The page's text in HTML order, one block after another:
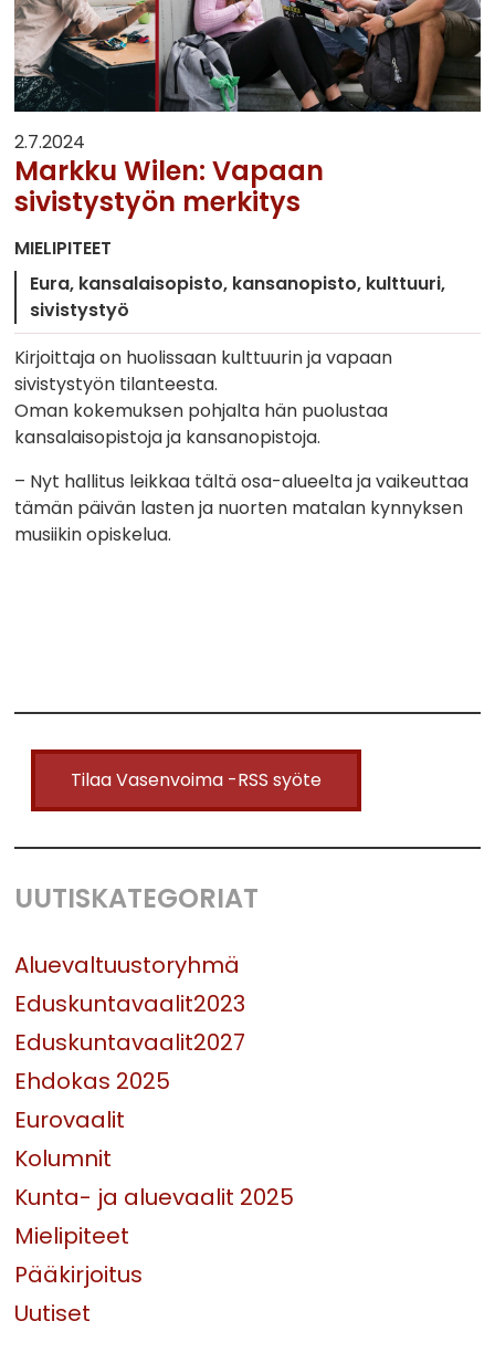
2.7.2024
Markku Wilen: Vapaan
sivistystyön merkitys
MIELIPITEET
Eura kansalaisopisto kansanopisto kulttuuri
sivistystyö
Kirjoittaja on huolissaan kulttuurin ja vapaan
sivistystyön tilanteesta.
Oman kokemuksen pohjalta hän puolustaa
kansalaisopistoja ja kansanopistoja.
– Nyt hallitus leikkaa tältä osa-alueelta ja vaikeuttaa
tämän päivän lasten ja nuorten matalan kynnyksen
musiikin opiskelua.
Tilaa Vasenvoima -RSS syöte
UUTISKATEGORIAT
Aluevaltuustoryhmä
Eduskuntavaalit2023
Eduskuntavaalit2027
Ehdokas 2025
Eurovaalit
Kolumnit
Kunta- ja aluevaalit 2025
Mielipiteet
Pääkirjoitus
Uutiset